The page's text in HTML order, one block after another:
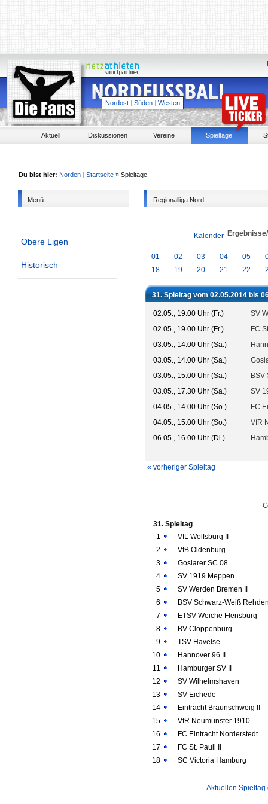
Nordost | Süden | Westen
Aktuell Diskussionen Vereine Spieltage
Du bist hier: Norden | Startseite » Spieltage
Menü
Obere Ligen
Historisch
Regionalliga Nord
Kalender
01 02 03 04 05
18
19 20 21 22
31. Spieltag vom 02.05.2014 bis
02.05., 19.00 Uhr (Fr.)
SV
02.05., 19.00 Uhr (Fr.)
FC
03.05., 14.00 Uhr (Sa.)
03.05., 14.00 Uhr (Sa.)
03.05., 15.00 Uhr (Sa.)
BSV
03.05., 17.30 Uhr (Sa.)
SV
04.05., 14.00 Uhr (So.)
FC
04.05., 15.00 Uhr (So.)
VfR
06.05., 16.00 Uhr (Di.)
« vorheriger Spieltag
31. Spieltag
1
VfL Wolfsburg II
2
VfB Oldenburg
3
Goslarer SC 08
4
SV 1919 Meppen
5
SV Werden Bremen II
6
BSV Schwarz-Weiß
7
ETSV Weiche Flensburg
8
BV Cloppenburg
9
TSV Havelse
10
Hannover 96 II
11
Hamburger SV II
12
SV Wilhelmshaven
13
SV Eichede
14
Eintracht Braunschweig II
15
VfR Neumünster 1910
16
FC Eintracht Norderstedt
17
FC St. Pauli II
18
SC Victoria Hamburg
Aktuellen Spieltag